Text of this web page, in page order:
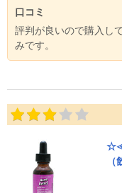
口コミ
評判が良いので購入し
みです。
☆≪